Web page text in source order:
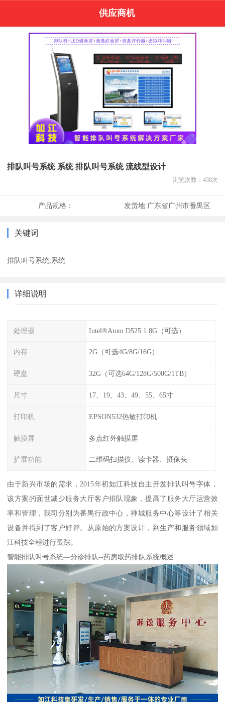
供应商机
排队叫号系统 系统 排队叫号系统 流线型设计
浏览次数： 438次
产品规格： 发货地:广东省广州市番禺区
关键词
排队叫号系统,系统
详细说明
处理器 Intel®Atom D525 1.8G（可选）
内存 2G（可选4G/8G/16G）
硬盘 32G（可选64G/128G/500G/1TB）
尺寸 17、19、43、49、55、65寸
打印机 EPSON532热敏打印机
触摸屏 多点红外触摸屏
扩展功能 二维码扫描仪、读卡器、摄像头
由于新兴市场的需求，2015年初如江科技自主开发排队叫号字体，
该方案的面世减少服务大厅客户排队现象，提高了服务大厅运营效
率和管理，我司分别为番禺行政中心，禅城服务中心等设计了相关
设备并得到了客户好评。从原始的方案设计，到生产和服务领域如
江科技全程进行跟踪。
智能排队叫号系统—分诊排队--药房取药排队系统概述